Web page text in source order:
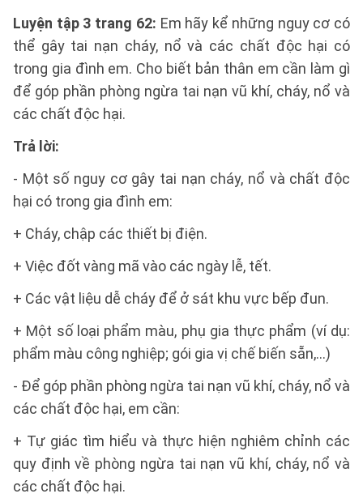
Luyện tập 3 trang 62: Em hãy kể những nguy cơ có
thể gây tai nạn cháy, nổ và các chất độc hại có
trong gia đình em. Cho biết bản thân em cần làm gì
để góp phần phòng ngừa tai nạn vũ khí, cháy, nổ và
các chất độc hại.
Trả lời:
- Một số nguy cơ gây tai nạn cháy, nổ và chất độc
hại có trong gia đình em:
+ Cháy, chập các thiết bị điện.
+ Việc đốt vàng mã vào các ngày lễ, tết.
+ Các vật liệu dễ cháy để ở sát khu vực bếp đun.
+ Một số loại phẩm màu, phụ gia thực phẩm (ví dụ:
phẩm màu công nghiệp; gói gia vị chế biến sẵn,…)
- Để góp phần phòng ngừa tai nạn vũ khí, cháy, nổ và
các chất độc hại, em cần:
+ Tự giác tìm hiểu và thực hiện nghiêm chỉnh các
quy định về phòng ngừa tai nạn vũ khí, cháy, nổ và
các chất độc hại.